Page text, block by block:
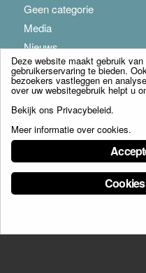
Geen categorie
Media
Nieuws
© Copyright - Franciscus Huis
Deze website maakt gebruik
gebruikerservaring te bieden.
bezoekers vastleggen en
over uw websitegebruik helpt u
Bekijk ons Privacybeleid.
Meer informatie over cookies.